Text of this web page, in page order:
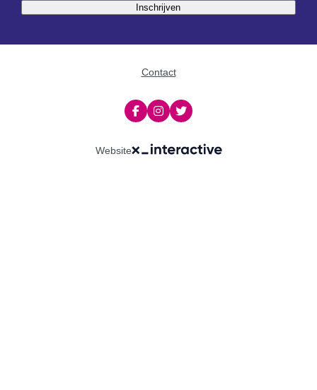
Inschrijven
Contact
Website